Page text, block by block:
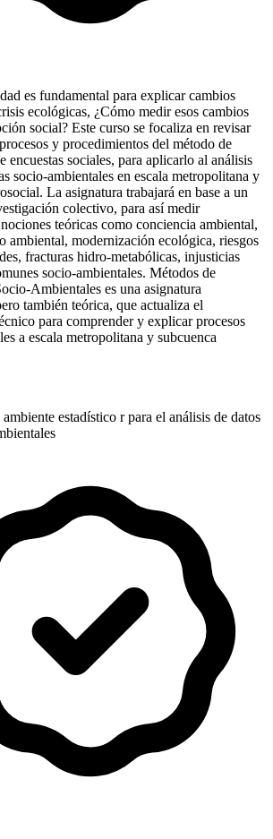
es fundamental para explicar cambios
ecológicas, ¿Cómo medir esos cambios
social? Este curso se focaliza en revisar
y procedimientos del método de
encuestas sociales, para aplicarlo al análisis
socio-ambientales en escala metropolitana y
La asignatura trabajará en base a un
colectivo, para así medir
teóricas como conciencia ambiental,
ambiental, modernización ecológica, riesgos
fracturas hidro-metabólicas, injusticias
socio-ambientales. Métodos de
Ambientales es una asignatura
también teórica, que actualiza el
para comprender y explicar procesos
a escala metropolitana y subcuenca
estadístico r para el análisis de datos